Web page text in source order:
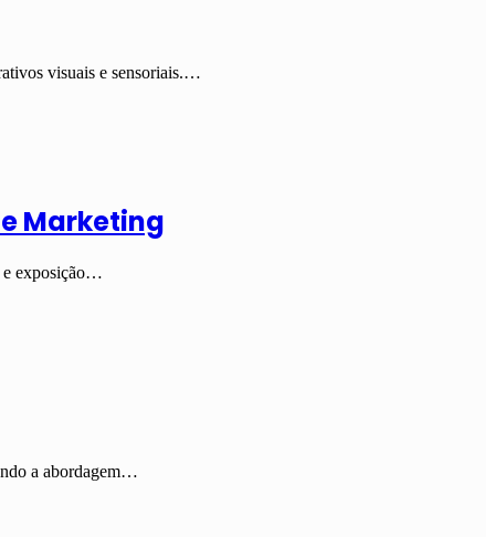
visuais e sensoriais.…
Marketing
e exposição…
a abordagem…